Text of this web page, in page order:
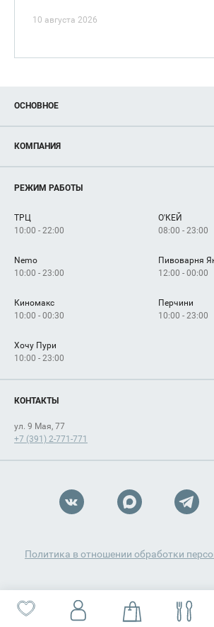
10 августа 2026
ОСНОВНОЕ
Новости
Магазины
Услуги
КОМПАНИЯ
Рекламодателям
Как добраться
РЕЖИМ РАБОТЫ
ТРЦ
10:00 - 22:00
О'КЕЙ
08:00 - 23:00
Nemo
10:00 - 23:00
Пивоварня
12:00 - 00:00
Киномакс
10:00 - 00:30
Перчини
10:00 - 23:00
Хочу Пури
10:00 - 23:00
КОНТАКТЫ
ул. 9 Мая, 77
+7 (391) 2-771-771
Политика в отношении обработки